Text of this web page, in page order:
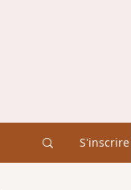
S'inscrire